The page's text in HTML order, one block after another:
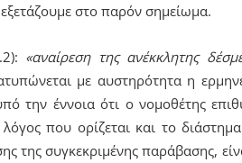
στο παρόν σημείωμα.
«αναίρεση της ανέκκλητης
με αυστηρότητα η
έννοια ότι ο νομοθέτης
που ορίζεται και το
της συγκεκριμένης παράβασης,